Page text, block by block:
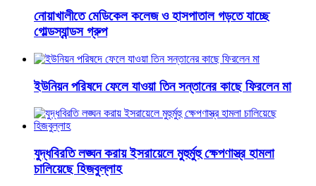
নোয়াখালীতে মেডিকেল কলেজ ও হাসপাতাল গড়তে যাচ্ছে
গোল্ডস্যান্ডস গ্রুপ
ইউনিয়ন পরিষদে ফেলে যাওয়া তিন সন্তানের কাছে ফিরলেন মা
যুদ্ধবিরতি লঙ্ঘন করায় ইসরায়েলে মুহুর্মুহু ক্ষেপণাস্ত্র হামলা
চালিয়েছে হিজবুল্লাহ